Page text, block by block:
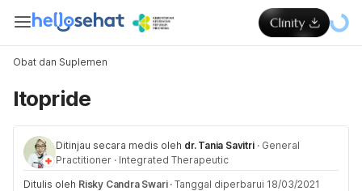
Obat dan Suplemen
Itopride
Ditinjau secara medis oleh dr. Tania Savitri · General
Practitioner · Integrated Therapeutic
Ditulis oleh Risky Candra Swari · Tanggal diperbarui 18/03/2021